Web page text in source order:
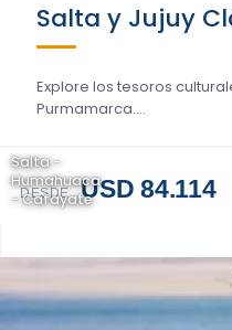
Salta y Jujuy
Explore los tesoros
Purmamarca....
DESDE USD 84.114
Salta -
Humahuaca
- Cafayate